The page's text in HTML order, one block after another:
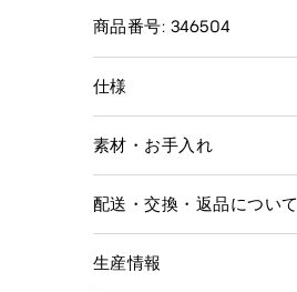
商品番号: 346504
仕様
素材・お手入れ
配送・交換・返品について
生産情報